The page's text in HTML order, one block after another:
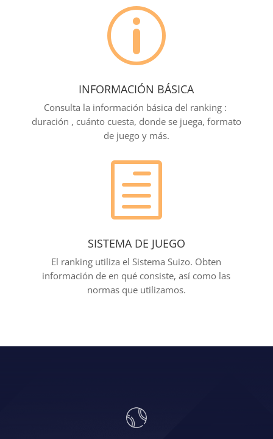
p
INFORMACIÓN BÁSICA
Consulta la información básica del ranking :
duración , cuánto cuesta, donde se juega, formato
de juego y más.
h
SISTEMA DE JUEGO
El ranking utiliza el Sistema Suizo. Obten
información de en qué consiste, así como las
normas que utilizamos.